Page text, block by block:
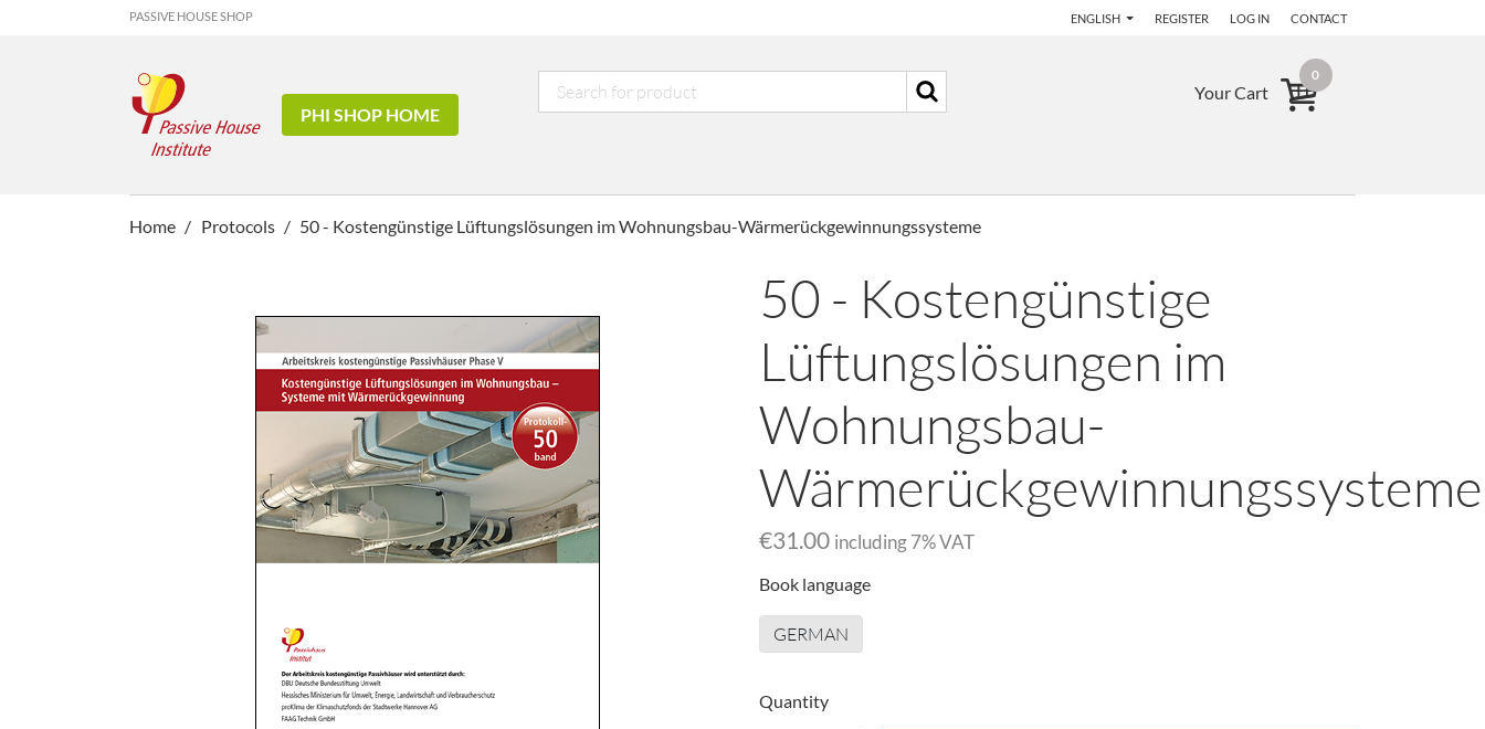
PASSIVE HOUSE SHOP ENGLISH REGISTER LOG IN CONTACT
PHI SHOP HOME
Your Cart
0
Home Protocols 50 - Kostengünstige Lüftungslösungen im Wohnungsbau-Wärmerückgewinnungssysteme
50 - Kostengünstige
Lüftungslösungen im
Wohnungsbau-
Wärmerückgewinnungssysteme
€31.00 including 7% VAT
Book language
GERMAN
Quantity